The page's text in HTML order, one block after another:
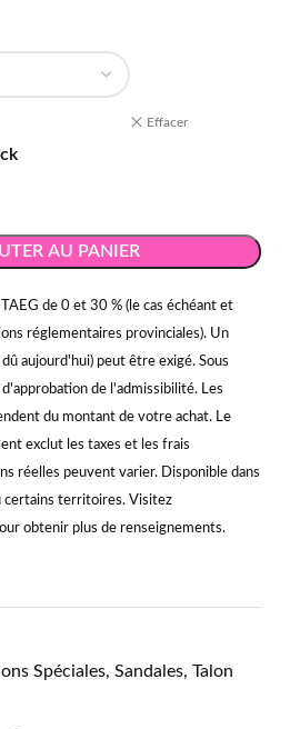
Effacer
AU PANIER
de 0 et 30 % (le cas échéant et
réglementaires provinciales). Un
aujourd'hui) peut être exigé. Sous
de l'admissibilité. Les
du montant de votre achat. Le
exclut les taxes et les frais
réelles peuvent varier. Disponible dans
certains territoires. Visitez
obtenir plus de renseignements.
Spéciales, Sandales, Talon